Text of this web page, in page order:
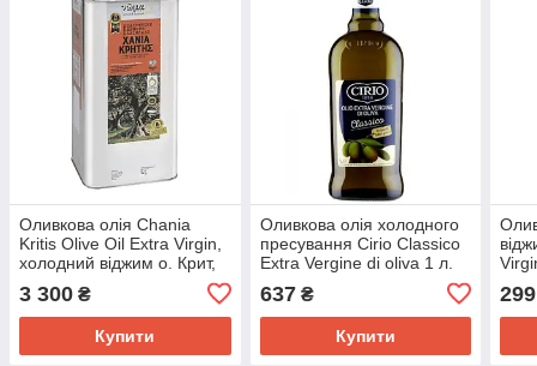
Оливкова олія Chania
Kritis Olive Oil Extra Virgin,
холодний віджим о. Крит,
3 300 ₴
Купити
Оливкова олія холодного
пресування Cirio Classico
Extra Vergine di oliva 1 л.
637₴
Купити
299